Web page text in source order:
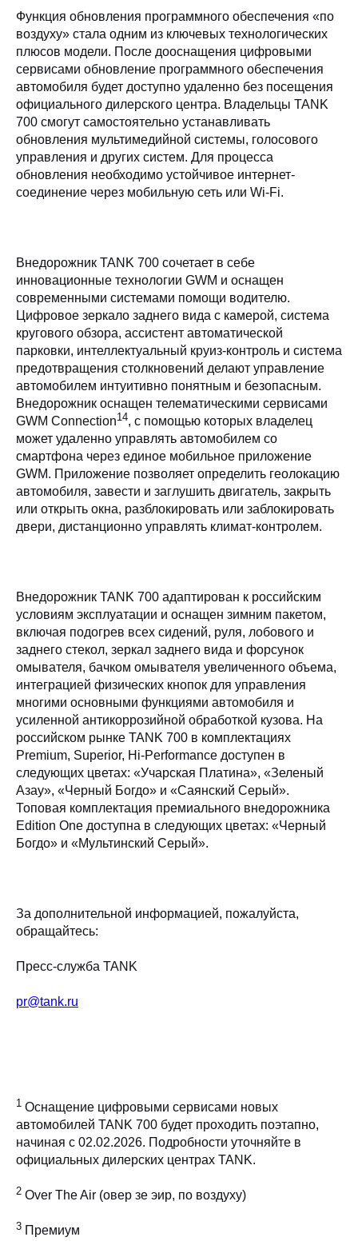
Функция обновления программного обеспечения «по
воздуху» стала одним из ключевых технологических
плюсов модели. После дооснащения цифровыми
сервисами обновление программного обеспечения
автомобиля будет доступно удаленно без посещения
официального дилерского центра. Владельцы TANK
700 смогут самостоятельно устанавливать
обновления мультимедийной системы, голосового
управления и других систем. Для процесса
обновления необходимо устойчивое интернет-
соединение через мобильную сеть или Wi-Fi.
Внедорожник TANK 700 сочетает в себе
инновационные технологии GWM и оснащен
современными системами помощи водителю.
Цифровое зеркало заднего вида с камерой, система
кругового обзора, ассистент автоматической
парковки, интеллектуальный круиз-контроль и система
предотвращения столкновений делают управление
автомобилем интуитивно понятным и безопасным.
Внедорожник оснащен телематическими сервисами
GWM Connection14, с помощью которых владелец
может удаленно управлять автомобилем со
смартфона через единое мобильное приложение
GWM. Приложение позволяет определить геолокацию
автомобиля, завести и заглушить двигатель, закрыть
или открыть окна, разблокировать или заблокировать
двери, дистанционно управлять климат-контролем.
Внедорожник TANK 700 адаптирован к российским
условиям эксплуатации и оснащен зимним пакетом,
включая подогрев всех сидений, руля, лобового и
заднего стекол, зеркал заднего вида и форсунок
омывателя, бачком омывателя увеличенного объема,
интеграцией физических кнопок для управления
многими основными функциями автомобиля и
усиленной антикоррозийной обработкой кузова. На
российском рынке TANK 700 в комплектациях
Premium, Superior, Hi-Performance доступен в
следующих цветах: «Учарская Платина», «Зеленый
Азау», «Черный Богдо» и «Саянский Серый».
Топовая комплектация премиального внедорожника
Edition One доступна в следующих цветах: «Черный
Богдо» и «Мультинский Cерый».
За дополнительной информацией, пожалуйста,
обращайтесь:
Пресс-служба TANK
pr@tank.ru
1 Оснащение цифровыми сервисами новых
автомобилей TANK 700 будет проходить поэтапно,
начиная с 02.02.2026. Подробности уточняйте в
официальных дилерских центрах TANK.
2 Over The Air (овер зе эир, по воздуху)
3 Премиум